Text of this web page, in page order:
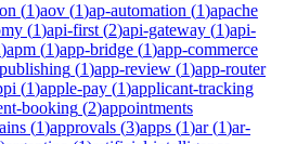
(1)aov (1)ap-automation (1)apache
(1)api-first (2)api-gateway (1)api-
)apm (1)app-bridge (1)app-commerce
(1)app-review (1)app-router
(1)apple-pay (1)applicant-tracking
booking (2)appointments
(1)approvals (3)apps (1)ar(1)ar-